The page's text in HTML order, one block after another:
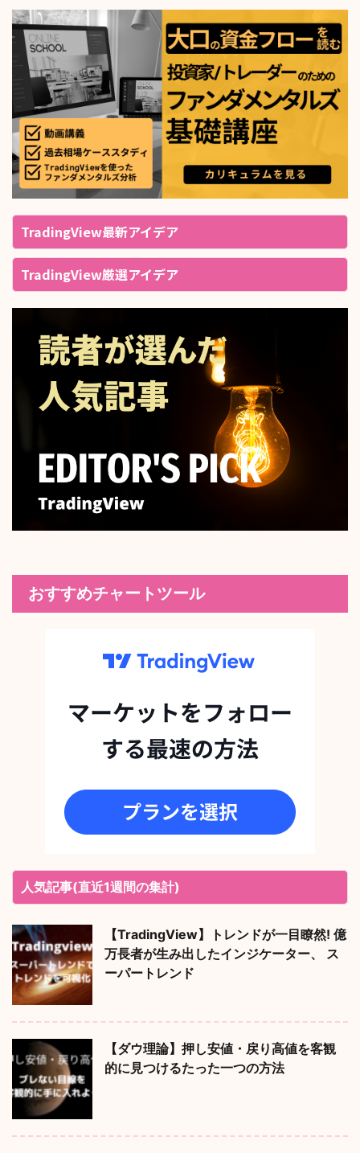
TradingView最新アイデア
TradingView厳選アイデア
おすすめチャートツール
人気記事(直近1週間の集計)
【TradingView】トレンドが一目瞭然! 億
万長者が生み出したインジケーター、 ス
ーパートレンド
【ダウ理論】押し安値・戻り高値を客観
的に見つけるたった一つの方法